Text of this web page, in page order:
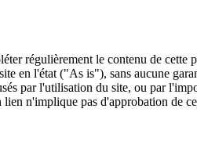
régulièrement le contenu de
en l'état ("As is"), sans aucune
par l'utilisation du site, ou par
n'implique pas d'approbation de